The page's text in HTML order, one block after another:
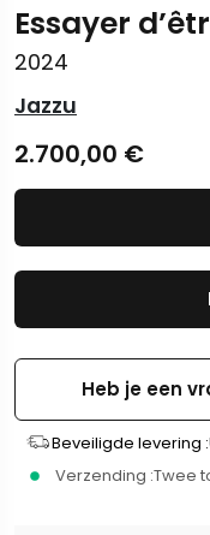
Essayer
2024
Jazzu
2.700,00 €
Heb je een
Beveiligde levering :
Verzending :Twee